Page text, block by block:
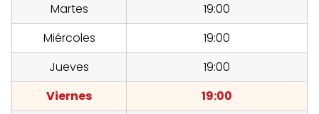
Martes
19:00
Miércoles
19:00
Jueves
19:00
Viernes
19:00